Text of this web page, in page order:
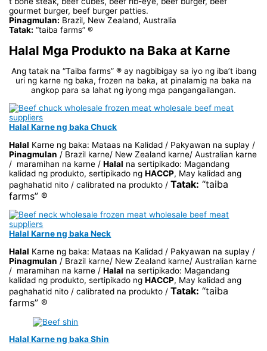
gourmet burger, beef burger patties.
Pinagmulan: Brazil, New Zealand, Australia
Tatak: “taiba farms” ®
Halal Mga Produkto na Baka at Karne
Ang tatak na “Taiba farms” ® ay nagbibigay sa iyo ng iba’t ibang
uri ng karne ng baka, frozen na baka, at pinalamig na baka na
angkop para sa lahat ng iyong mga pangangailangan.
Halal Karne ng baka Chuck
Halal Karne ng baka: Mataas na Kalidad / Pakyawan na suplay /
Pinagmulan / Brazil karne/ New Zealand karne/ Australian karne
/ maramihan na karne /Halal na sertipikado: Magandang
kalidad ng produkto, sertipikado ngHACCP, May kalidad ang
paghahatid nito / calibrated na produkto /Tatak: “taiba
farms” ®
Halal Karne ng baka Neck
Halal Karne ng baka: Mataas na Kalidad / Pakyawan na suplay /
Pinagmulan / Brazil karne/ New Zealand karne/ Australian karne
/ maramihan na karne /Halal na sertipikado: Magandang
kalidad ng produkto, sertipikado ngHACCP, May kalidad ang
paghahatid nito / calibrated na produkto /Tatak: “taiba
farms” ®
Halal Karne ng baka Shin